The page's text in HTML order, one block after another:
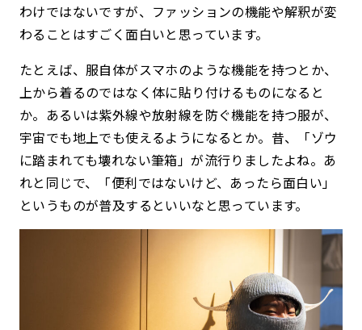
わけではないですが、ファッションの機能や解釈が変
わることはすごく面白いと思っています。
たとえば、服自体がスマホのような機能を持つとか、
上から着るのではなく体に貼り付けるものになると
か。あるいは紫外線や放射線を防ぐ機能を持つ服が、
宇宙でも地上でも使えるようになるとか。昔、「ゾウ
に踏まれても壊れない筆箱」が流行りましたよね。あ
れと同じで、「便利ではないけど、あったら面白い」
というものが普及するといいなと思っています。